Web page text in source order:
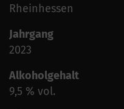
Rheinhessen
Jahrgang
2023
Alkoholgehalt
9,5 % vol.